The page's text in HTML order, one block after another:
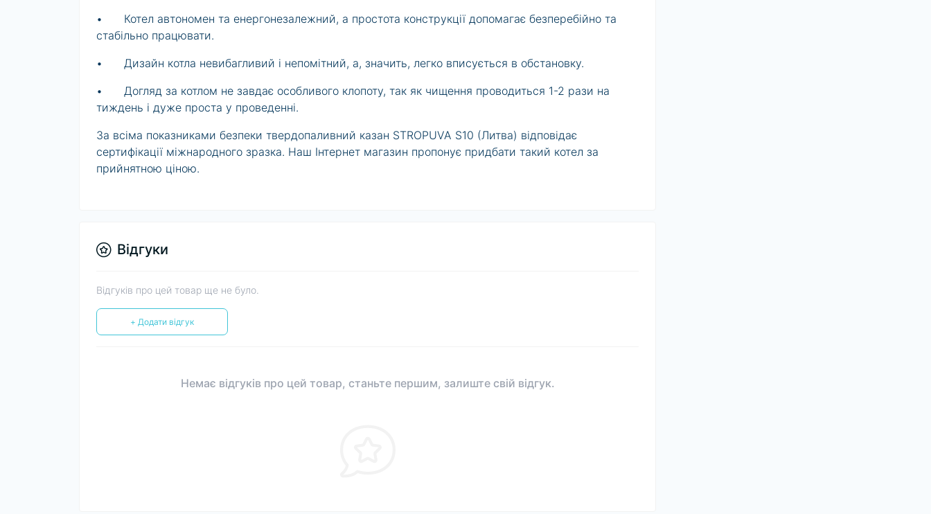
•
Котел автономен та енергонезалежний, а простота конструкції допомагає безперебійно та
стабільно працювати.
•
Дизайн котла невибагливий і непомітний, а, значить, легко вписується в обстановку.
•
Догляд за котлом не завдає особливого клопоту, так як чищення проводиться 1-2 рази на
тиждень і дуже проста у проведенні.
За всіма показниками безпеки твердопаливний казан STROPUVA S10 (Литва) відповідає
сертифікації міжнародного зразка. Наш Інтернет магазин пропонує придбати такий котел за
прийнятною ціною.
Відгуки
Відгуків про цей товар ще не було.
+ Додати відгук
Немає відгуків про цей товар, станьте першим, залиште свій відгук.